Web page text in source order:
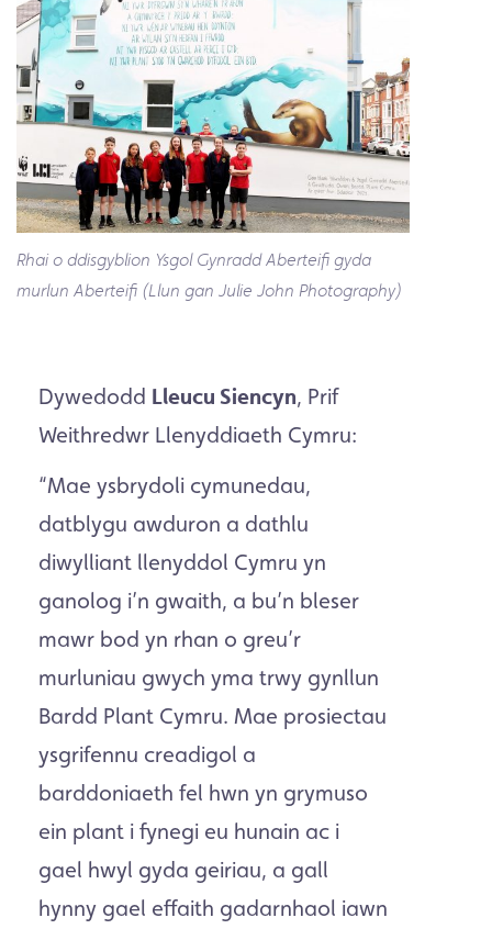
Rhai o ddisgyblion Ysgol Gynradd Aberteifi gyda
murlun Aberteifi (Llun gan Julie John Photography)
Dywedodd Lleucu Siencyn, Prif
Weithredwr Llenyddiaeth Cymru:
“Mae ysbrydoli cymunedau,
datblygu awduron a dathlu
diwylliant llenyddol Cymru yn
ganolog i’n gwaith, a bu’n bleser
mawr bod yn rhan o greu’r
murluniau gwych yma trwy gynllun
Bardd Plant Cymru. Mae prosiectau
ysgrifennu creadigol a
barddoniaeth fel hwn yn grymuso
ein plant i fynegi eu hunain ac i
gael hwyl gyda geiriau, a gall
hynny gael effaith gadarnhaol iawn